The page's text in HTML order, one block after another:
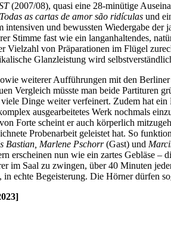
(2007/08), quasi eine 28-minütige
Todas as cartas de amor são ridículas und
intensiven und bewussten Wiedergabe der
Stimme fast wie ein langanhaltendes,
Vielzahl von Präparationen im Flügel
Glanzleistung wird
weiterer Aufführungen mit den
Vergleich müsste man beide Partituren
Dinge weiter verfeinert. Zudem hat
ausgearbeitetes Werk nochmals
Forte scheint er auch körperlich
Probenarbeit geleistet hat. So
Bastian, Marlene Pschorr(Gast) und
erscheinen nun wie ein zartes Gebläse –
im Saal zu zwingen, über 40 Minuten
echte Begeisterung. Die Hörner dürfen